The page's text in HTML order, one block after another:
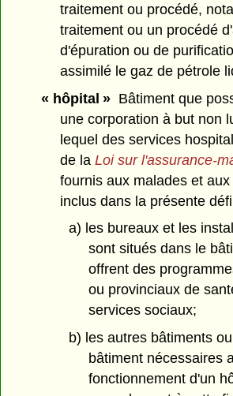
traitement ou procédé,
traitement ou un procédé
d'épuration ou de
assimilé le gaz de pétrole
« hôpital »Bâtiment que
une corporation à but non
lequel des services
de laLoi sur l'assurance-
fournis aux malades et
inclus dans la présente
a) les bureaux et les
sont situés dans le
offrent des
ou provinciaux de
services sociaux;
b) les autres bâtiments
bâtiment nécessaires
fonctionnement d'un